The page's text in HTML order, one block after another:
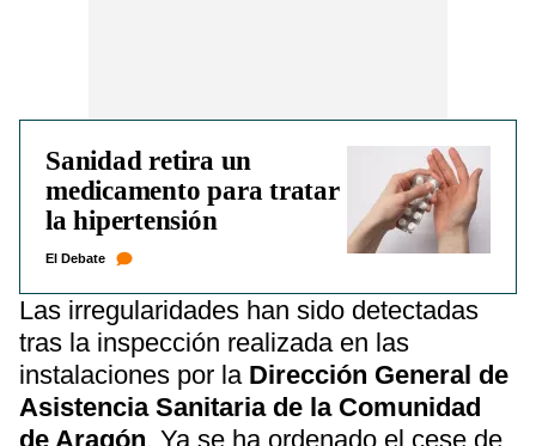
Sanidad retira un
medicamento para tratar
la hipertensión
El Debate
Las irregularidades han sido detectadas
tras la inspección realizada en las
instalaciones por la Dirección General de
Asistencia Sanitaria de la Comunidad
de Aragón. Ya se ha ordenado el cese de